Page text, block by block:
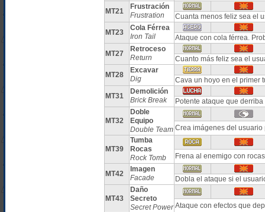
MT21
Frustración
Frustration
Cuanta menos feliz sea el
MT23
Cola Férrea
Iron Tail
Ataque con cola férrea.
MT27
Retroceso
Return
Cuanto más feliz sea el
MT28
Excavar
Dig
Cava un hoyo en el primer
MT31
Demolición
Brick Break
Potente ataque que
MT32
Doble
Equipo
Double Team Crea imágenes del usuario
MT39
Tumba
Rocas
Rock Tomb
Frena al enemigo con
MT42
Imagen
Facade
Dobla el ataque si el
MT43
Daño
Secreto
Secret Power Ataque con efectos que